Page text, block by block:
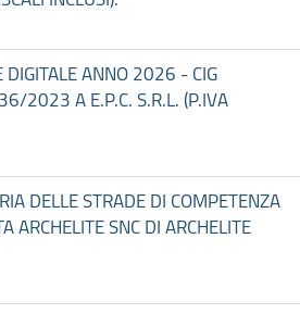
ANNO 2026 - CIG
2023 A E.P.C. S.R.L. (P.IVA
DELLE STRADE DI COMPETENZA
ARCHELITE SNC DI ARCHELITE